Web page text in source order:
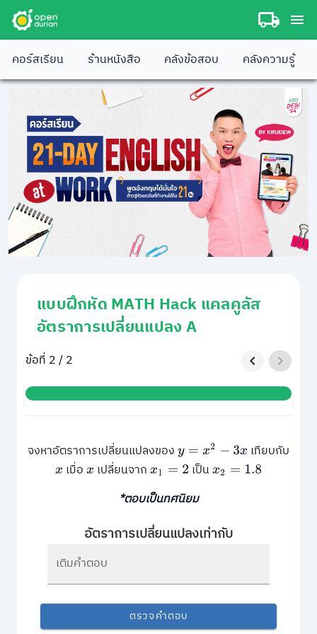
คอร์สเรียน ร้านหนังสือ คลังข้อสอบ คลังความรู้
แบบฝึกหัด MATH Hack แคลคูลัส
อัตราการเปลี่ยนแปลง A
ข้อที่ 2 / 2
จงหาอัตราการเปลี่ยนแปลงของy=x2−3 x
เทียบกับ
x เมื่อx เปลี่ยนจากx1 =2 เป็นx2 =1.8
*ตอบเป็นทศนิยม
อัตราการเปลี่ยนแปลงเท่ากับ
เติมคำตอบ
ตรวจคำตอบ